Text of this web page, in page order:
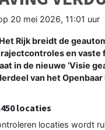
20 mei 2026, 11:01 uur
Het Rijk breidt de
en vaste
in de nieuwe ‘Visie
van het
locaties
locaties wordt